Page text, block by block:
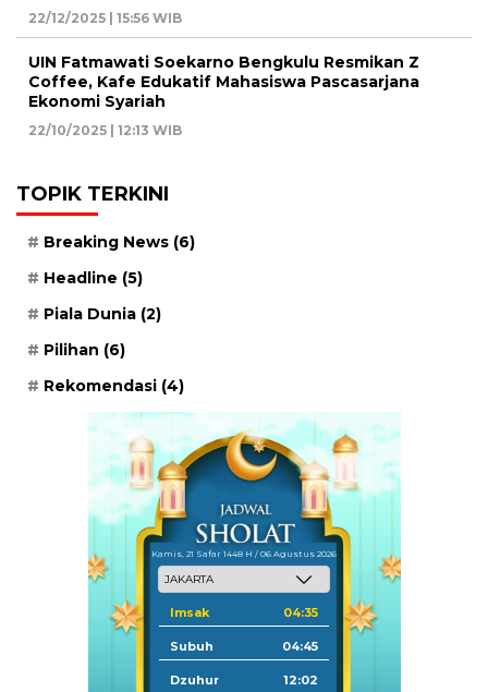
22/12/2025 | 15:56 WIB
UIN Fatmawati Soekarno Bengkulu Resmikan Z
Coffee, Kafe Edukatif Mahasiswa Pascasarjana
Ekonomi Syariah
22/10/2025 | 12:13 WIB
TOPIK TERKINI
Breaking News (6)
Headline (5)
Piala Dunia (2)
Pilihan (6)
Rekomendasi (4)
Kamis, 21 Safar 1448 H / 06 Agustus 2026
Imsak 04:35
Subuh 04:45
Dzuhur 12:02